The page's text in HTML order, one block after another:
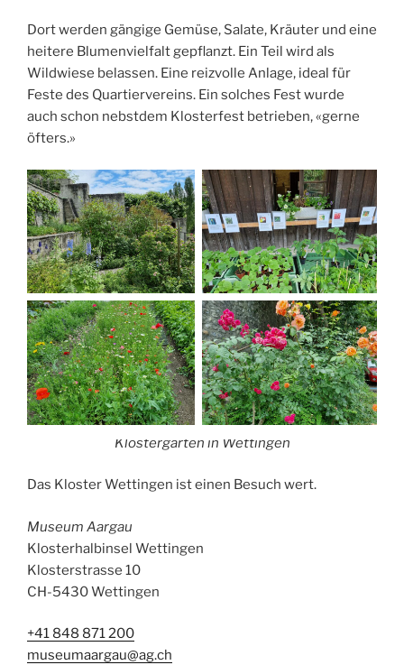
Dort werden gängige Gemüse, Salate, Kräuter und eine
heitere Blumenvielfalt gepflanzt. Ein Teil wird als
Wildwiese belassen. Eine reizvolle Anlage, ideal für
Feste des Quartiervereins. Ein solches Fest wurde
auch schon nebstdem Klosterfest betrieben, «gerne
öfters.»
Klostergarten in Wettingen
Das Kloster Wettingen ist einen Besuch wert.
Museum Aargau
Klosterhalbinsel Wettingen
Klosterstrasse 10
CH-5430 Wettingen
+41 848 871 200
museumaargau@ag.ch